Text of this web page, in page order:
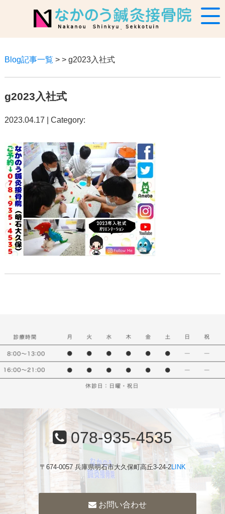
Blog記事一覧 > > g2023入社式
g2023入社式
2023.04.17 | Category:
078-935-4535
〒674-0057 兵庫県明石市大久保町高丘3-24-2LINK
お問い合わせ